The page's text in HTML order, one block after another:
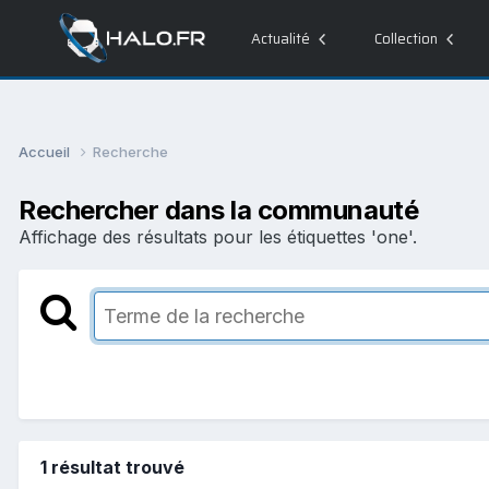
Actualité Collection
Accueil Recherche
Rechercher dans la communauté
Affichage des résultats pour les étiquettes 'one'.
1 résultat trouvé